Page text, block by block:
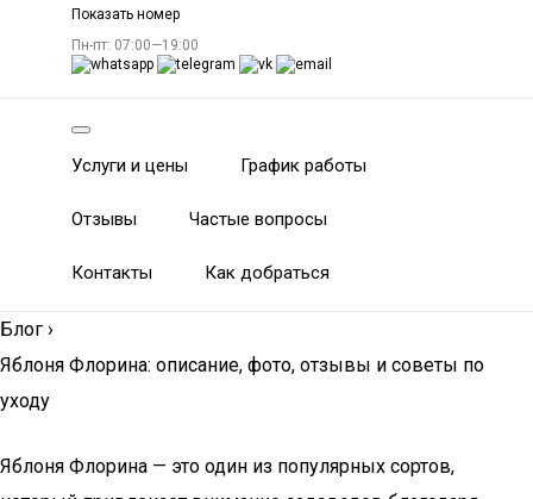
Показать номер
Пн-пт: 07:00—19:00
Услуги и цены График работы
Отзывы Частые вопросы
Контакты Как добраться
Блог ›
Яблоня Флорина: описание, фото, отзывы и советы по
уходу
Яблоня Флорина — это один из популярных сортов,